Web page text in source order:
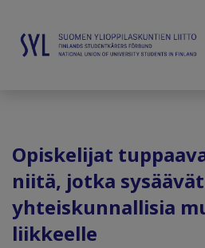
Opiskelijat
niitä, jotka sysäävät
yhteiskunnallisia
liikkeelle